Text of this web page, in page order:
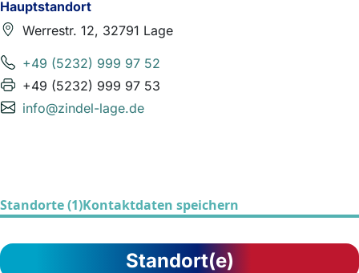
Hauptstandort
Werrestr. 12, 32791 Lage
+49 (5232) 999 97 52
+49 (5232) 999 97 53
info@zindel-lage.de
Standorte (1)Kontaktdaten speichern
Standort(e)